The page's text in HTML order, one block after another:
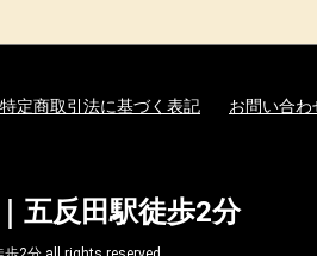
特定商取引法に基づく表記 お問い合わ
五反田駅徒歩2分